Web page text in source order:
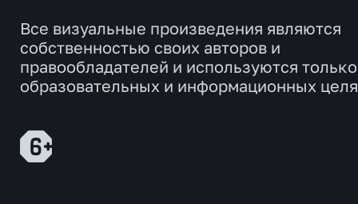
Все визуальные произведения являются
собственностью своих авторов и
правообладателей и используются
образовательных и информационных